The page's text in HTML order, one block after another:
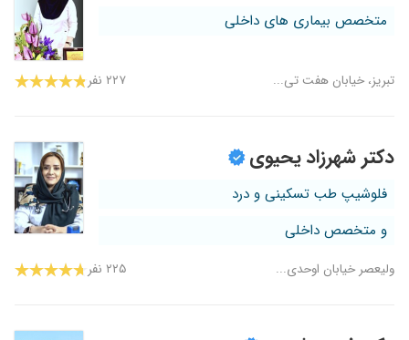
متخصص بیماری های داخلی
تبریز، خیابان هفت تی... ۲۲۷ نفر
دکتر شهرزاد یحیوی
فلوشیپ طب تسکینی و درد
و متخصص داخلی
ولیعصر خیابان اوحدی... ۲۲۵ نفر